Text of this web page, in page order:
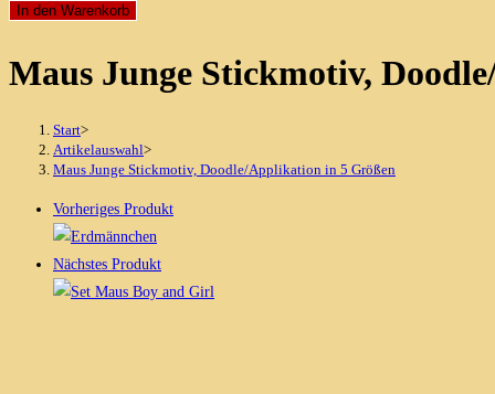
Junge
Doodle/Applikation
Größen
Menge
In den Warenkorb
Maus Junge Stickmotiv,
Start>
Artikelauswahl>
Maus Junge Stickmotiv, Doodle/Applikation in 5 Größen
Vorheriges Produkt
Nächstes Produkt